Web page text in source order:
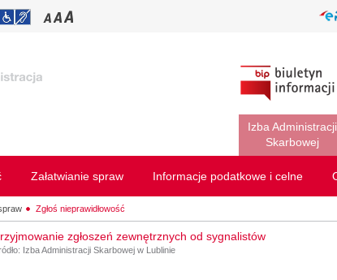
Izba Administracji
Skarbowej
Załatwianie spraw Informacje podatkowe i celne
Zgłoś nieprawidłowość
zgłoszeń zewnętrznych od sygnalistów
Izba Administracji Skarbowej w Lublinie